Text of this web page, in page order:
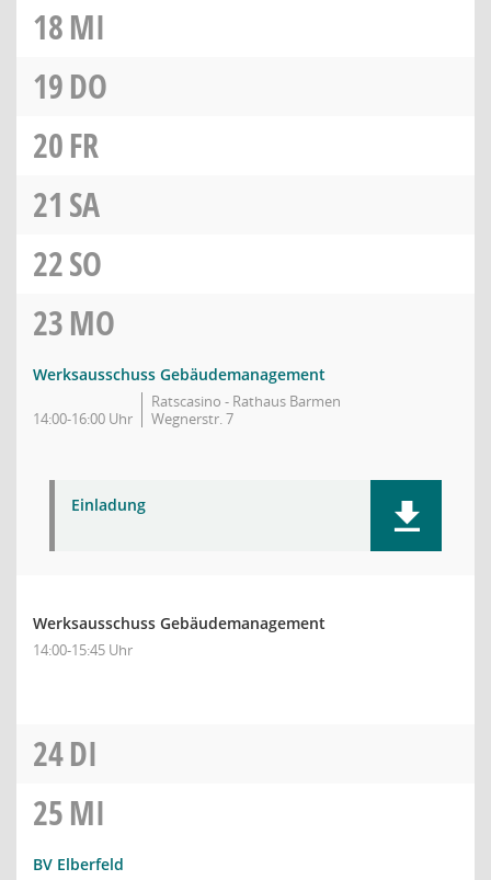
18MI
19DO
20FR
21 SA
22SO
23MO
Werksausschuss Gebäudemanagement
14:00-16:00 Uhr
Ratscasino - Rathaus Barmen
Wegnerstr. 7
Einladung
Werksausschuss Gebäudemanagement
14:00-15:45 Uhr
24DI
25MI
BV Elberfeld